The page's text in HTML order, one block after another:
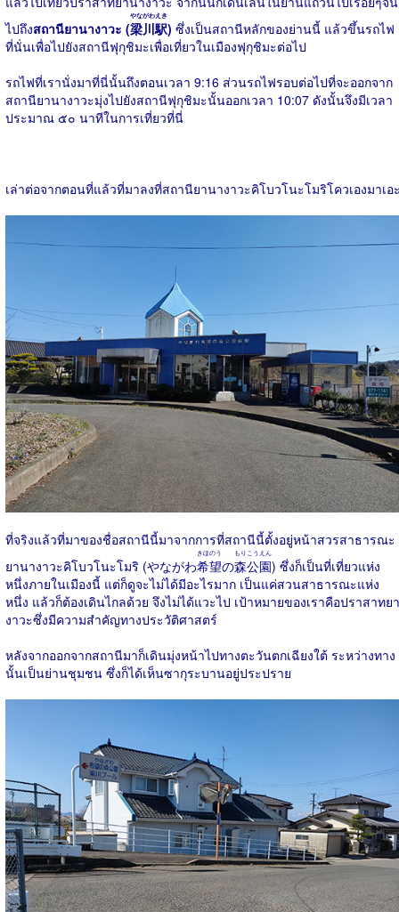
ไปถึงสถานียานางาวะ (梁川駅
やながわえき
) ซึ่งเป็นสถานีหลักของย่านนี้ แล้วขึ้นรถไฟ
ที่นั่นเพื่อไปยังสถานีฟุกุชิมะเพื่อเที่ยวในเมืองฟุกุชิมะต่อไป
รถไฟที่เรานั่งมาที่นี่นั้นถึงตอนเวลา 9:16 ส่วนรถไฟรอบต่อไปที่จะออกจาก
สถานียานางาวะมุ่งไปยังสถานีฟุกุชิมะนั้นออกเวลา 10:07 ดังนั้นจึงมีเวลา
ประมาณ ๕๐ นาทีในการเที่ยวที่นี่
เล่าต่อจากตอนที่แล้วที่มาลงที่สถานียานางาวะคิโบวโนะโมริโควเองมาเอ
ที่จริงแล้วที่มาของชื่อสถานีนี้มาจากการที่สถานีนี้ตั้งอยู่หน้าสวรสาธารณะ
ยานางาวะคิโบวโนะโมริ (やながわ希望
きほのう
の森公園
もりこうえん
) ซึ่งก็เป็นที่เที่ยวแห่ง
หนึ่งภายในเมืองนี้ แต่ก็ดูจะไม่ได้มีอะไรมาก เป็นแค่สวนสาธารณะแห่ง
หนึ่ง แล้วก็ต้องเดินไกลด้วย จึงไม่ได้แวะไป เป้าหมายของเราคือปราสาทยา
งาวะซึ่งมีความสำคัญทางประวัติศาสตร์
หลังจากออกจากสถานีมาก็เดินมุ่งหน้าไปทางตะวันตกเฉียงใต้ ระหว่างทาง
นั้นเป็นย่านชุมชน ซึ่งก็ได้เห็นซากุระบานอยู่ประปราย